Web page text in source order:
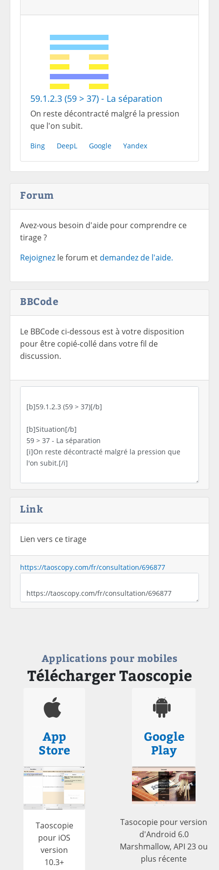
59.1.2.3 (59 > 37) - La séparation
On reste décontracté malgré la pression
que l'on subit.
Bing DeepL Google Yandex
Forum
Avez-vous besoin d'aide pour comprendre ce
tirage ?
Rejoignez le forum et demandez de l'aide.
BBCode
Le BBCode ci-dessous est à votre disposition
pour être copié-collé dans votre fil de
discussion.
Link
Lien vers ce tirage
https://taoscopy.com/fr/consultation/696877
Applications pour mobiles
Télécharger Taoscopie
App
Store
Taoscopie
pour iOS
version
10.3+
Google
Play
Tasocopie pour version
d'Android 6.0
Marshmallow, API 23 ou
plus récente